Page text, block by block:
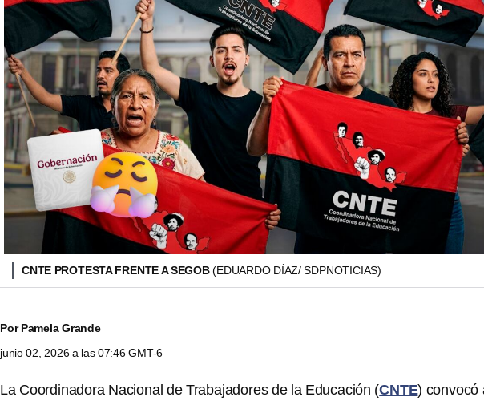
CNTE PROTESTA FRENTE A SEGOB(EDUARDO DÍAZ/ SDPNOTICIAS)
PorPamela Grande
junio 02, 2026 a las 07:46 GMT-6
La Coordinadora Nacional de Trabajadores de la Educación (CNTE) convocó